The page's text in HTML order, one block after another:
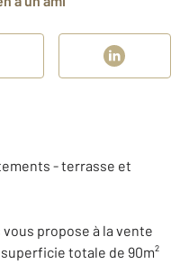
- terrasse et
vous propose à la vente
totale de 90m²